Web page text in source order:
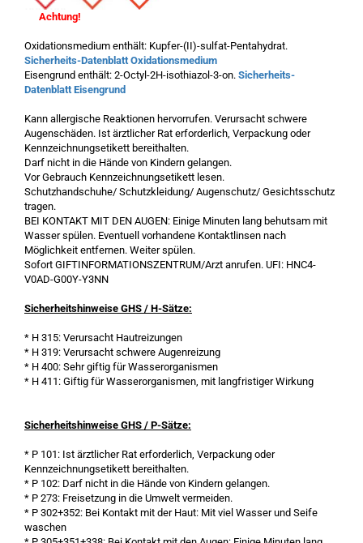
Achtung!
Oxidationsmedium enthält: Kupfer-(II)-sulfat-Pentahydrat.
Sicherheits-Datenblatt Oxidationsmedium
Eisengrund enthält: 2-Octyl-2H-isothiazol-3-on. Sicherheits-
Datenblatt Eisengrund
Kann allergische Reaktionen hervorrufen. Verursacht schwere
Augenschäden. Ist ärztlicher Rat erforderlich, Verpackung oder
Kennzeichnungsetikett bereithalten.
Darf nicht in die Hände von Kindern gelangen.
Vor Gebrauch Kennzeichnungsetikett lesen.
Schutzhandschuhe/ Schutzkleidung/ Augenschutz/ Gesichtsschutz
tragen.
BEI KONTAKT MIT DEN AUGEN: Einige Minuten lang behutsam mit
Wasser spülen. Eventuell vorhandene Kontaktlinsen nach
Möglichkeit entfernen. Weiter spülen.
Sofort GIFTINFORMATIONSZENTRUM/Arzt anrufen. UFI: HNC4-
V0AD-G00Y-Y3NN
Sicherheitshinweise GHS / H-Sätze:
* H 315: Verursacht Hautreizungen
* H 319: Verursacht schwere Augenreizung
* H 400: Sehr giftig für Wasserorganismen
* H 411: Giftig für Wasserorganismen, mit langfristiger Wirkung
Sicherheitshinweise GHS / P-Sätze:
* P 101: Ist ärztlicher Rat erforderlich, Verpackung oder
Kennzeichnungsetikett bereithalten.
* P 102: Darf nicht in die Hände von Kindern gelangen.
* P 273: Freisetzung in die Umwelt vermeiden.
* P 302+352: Bei Kontakt mit der Haut: Mit viel Wasser und Seife
waschen